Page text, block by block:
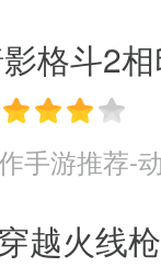
2999
4999
5000-
元以
格斗2
手游推荐-
越火线